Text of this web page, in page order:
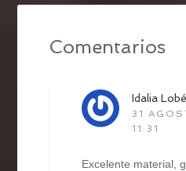
Comentarios
Idalia Lobé
31
11:31
Excelente material,